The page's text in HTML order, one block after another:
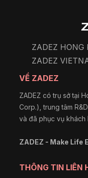
ZADEZ HONG
ZADEZ
VỀ ZADEZ
ZADEZ có trụ sở tại
Corp.), trung tâm
và đã phục vụ khách
ZADEZ - Make Life
THÔNG TIN LIÊN